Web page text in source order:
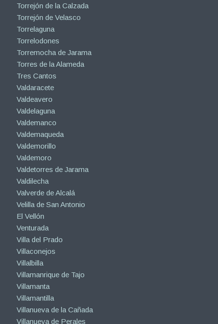
Torrejón de la Calzada
Torrejón de Velasco
Torrelaguna
Torrelodones
Torremocha de Jarama
Torres de la Alameda
Tres Cantos
Valdaracete
Valdeavero
Valdelaguna
Valdemanco
Valdemaqueda
Valdemorillo
Valdemoro
Valdetorres de Jarama
Valdilecha
Valverde de Alcalá
Velilla de San Antonio
El Vellón
Venturada
Villa del Prado
Villaconejos
Villalbilla
Villamanrique de Tajo
Villamanta
Villamantilla
Villanueva de la Cañada
Villanueva de Perales